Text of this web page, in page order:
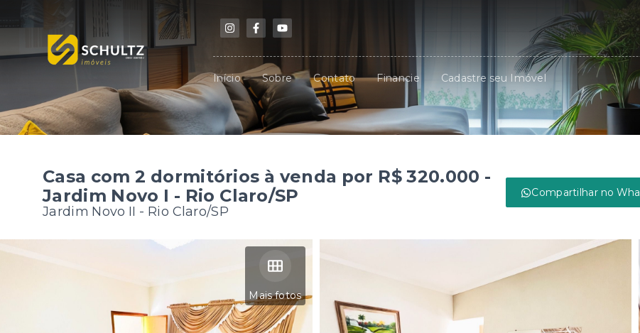
Início Sobre Contato Financie Cadastre seu Imóvel
Casa com 2 dormitórios à venda por R$ 320.000 -
Jardim Novo I - Rio Claro/SP
Jardim Novo II - Rio Claro/SP
Compartilhar no
Mais fotos